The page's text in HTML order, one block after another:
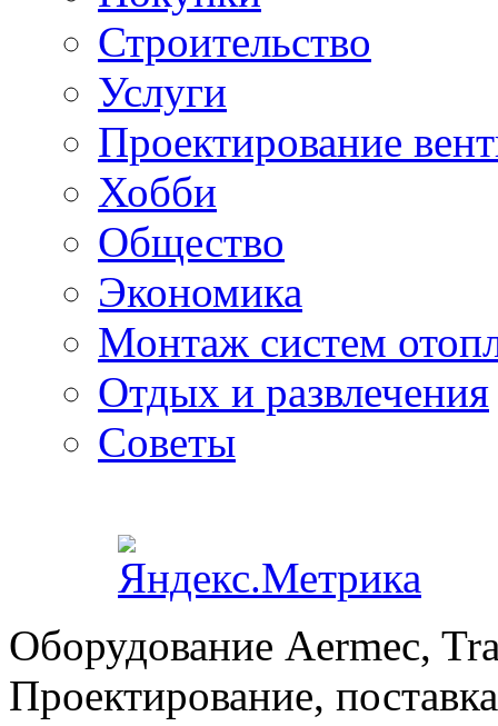
Строительство
Услуги
Проектирование
Хобби
Общество
Экономика
Монтаж систем
Отдых и развлечения
Советы
Оборудование Aermec,
Проектирование,